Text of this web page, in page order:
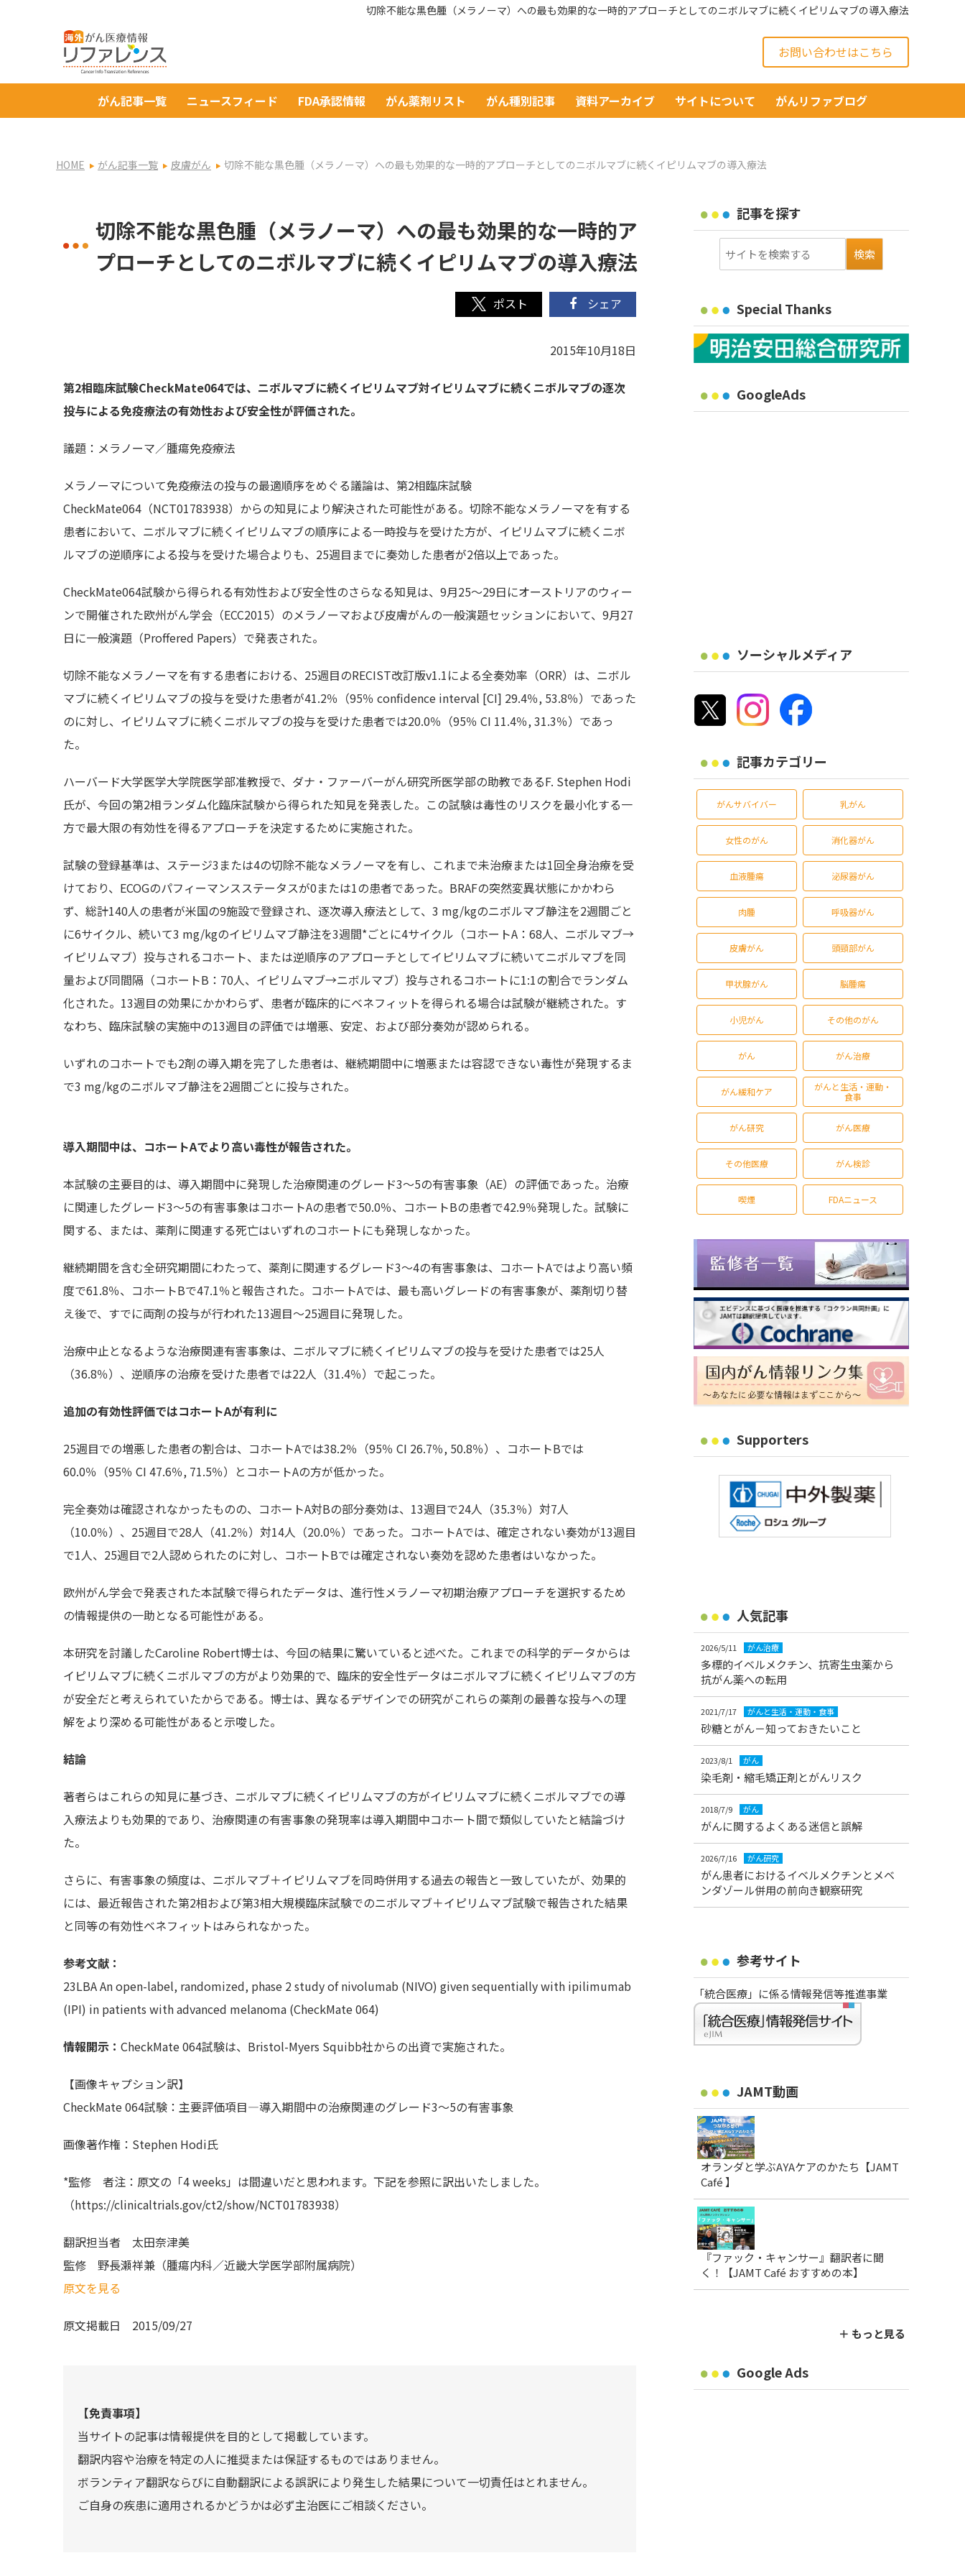
切除不能な黒色腫（メラノーマ）への最も効果的な一時的アプローチとしてのニボルマブに続くイピリムマブの導入療法
お問い合わせはこちら
がん記事一覧 ニュースフィード FDA承認情報 がん薬剤リスト がん種別記事 資料アーカイブ サイトについて がんリファブログ
HOME がん記事一覧 皮膚がん 切除不能な黒色腫（メラノーマ）への最も効果的な一時的アプローチとしてのニボルマブに続くイピリムマブの導入療法
切除不能な黒色腫（メラノーマ）への最も効果的な一時的ア
プローチとしてのニボルマブに続くイピリムマブの導入療法
シェア
2015年10月18日
第2相臨床試験CheckMate064では、ニボルマブに続くイピリムマブ対イピリムマブに続くニボルマブの逐次
投与による免疫療法の有効性および安全性が評価された。
議題：メラノーマ／腫瘍免疫療法
メラノーマについて免疫療法の投与の最適順序をめぐる議論は、第2相臨床試験
CheckMate064（NCT01783938）からの知見により解決された可能性がある。切除不能なメラノーマを有する
患者において、ニボルマブに続くイピリムマブの順序による一時投与を受けた方が、イピリムマブに続くニボ
ルマブの逆順序による投与を受けた場合よりも、25週目までに奏効した患者が2倍以上であった。
CheckMate064試験から得られる有効性および安全性のさらなる知見は、9月25～29日にオーストリアのウィー
ンで開催された欧州がん学会（ECC2015）のメラノーマおよび皮膚がんの一般演題セッションにおいて、9月27
日に一般演題（Proffered Papers）で発表された。
切除不能なメラノーマを有する患者における、25週目のRECIST改訂版v1.1による全奏効率（ORR）は、ニボル
マブに続くイピリムマブの投与を受けた患者が41.2％（95％ confidence interval [CI] 29.4％, 53.8％）であった
のに対し、イピリムマブに続くニボルマブの投与を受けた患者では20.0％（95％ CI 11.4％, 31.3％）であっ
た。
ハーバード大学医学大学院医学部准教授で、ダナ・ファーバーがん研究所医学部の助教であるF. Stephen Hodi
氏が、今回の第2相ランダム化臨床試験から得られた知見を発表した。この試験は毒性のリスクを最小化する一
方で最大限の有効性を得るアプローチを決定するために実施された。
試験の登録基準は、ステージ3または4の切除不能なメラノーマを有し、これまで未治療または1回全身治療を受
けており、ECOGのパフィーマンスステータスが0または1の患者であった。BRAFの突然変異状態にかかわら
ず、総計140人の患者が米国の9施設で登録され、逐次導入療法として、3 mg/kgのニボルマブ静注を2週間ごと
に6サイクル、続いて3 mg/kgのイピリムマブ静注を3週間*ごとに4サイクル（コホートA：68人、ニボルマブ→
イピリムマブ）投与されるコホート、または逆順序のアプローチとしてイピリムマブに続いてニボルマブを同
量および同間隔（コホートB：70人、イピリムマブ→ニボルマブ）投与されるコホートに1:1の割合でランダム
化された。13週目の効果にかかわらず、患者が臨床的にベネフィットを得られる場合は試験が継続された。す
なわち、臨床試験の実施中の13週目の評価では増悪、安定、および部分奏効が認められる。
いずれのコホートでも2剤の導入期を完了した患者は、継続期間中に増悪または容認できない毒性が発現するま
で3 mg/kgのニボルマブ静注を2週間ごとに投与された。
導入期間中は、コホートAでより高い毒性が報告された。
本試験の主要目的は、導入期間中に発現した治療関連のグレード3～5の有害事象（AE）の評価であった。治療
に関連したグレード3～5の有害事象はコホートAの患者で50.0％、コホートBの患者で42.9％発現した。試験に
関する、または、薬剤に関連する死亡はいずれのコホートにも発現しなかった。
継続期間を含む全研究期間にわたって、薬剤に関連するグレード3～4の有害事象は、コホートAではより高い頻
度で61.8％、コホートBで47.1％と報告された。コホートAでは、最も高いグレードの有害事象が、薬剤切り替
え後で、すでに両剤の投与が行われた13週目～25週目に発現した。
治療中止となるような治療関連有害事象は、ニボルマブに続くイピリムマブの投与を受けた患者では25人
（36.8％）、逆順序の治療を受けた患者では22人（31.4％）で起こった。
追加の有効性評価ではコホートAが有利に
25週目での増悪した患者の割合は、コホートAでは38.2％（95％ CI 26.7％, 50.8％）、コホートBでは
60.0％（95％ CI 47.6％, 71.5％）とコホートAの方が低かった。
完全奏効は確認されなかったものの、コホートA対Bの部分奏効は、13週目で24人（35.3％）対7人
（10.0％）、25週目で28人（41.2％）対14人（20.0％）であった。コホートAでは、確定されない奏効が13週目
で1人、25週目で2人認められたのに対し、コホートBでは確定されない奏効を認めた患者はいなかった。
欧州がん学会で発表された本試験で得られたデータは、進行性メラノーマ初期治療アプローチを選択するため
の情報提供の一助となる可能性がある。
本研究を討議したCaroline Robert博士は、今回の結果に驚いていると述べた。これまでの科学的データからは
イピリムマブに続くニボルマブの方がより効果的で、臨床的安全性データはニボルマブに続くイピリムマブの方
が安全だと考えられていたからである。博士は、異なるデザインでの研究がこれらの薬剤の最善な投与への理
解をより深める可能性があると示唆した。
結論
著者らはこれらの知見に基づき、ニボルマブに続くイピリムマブの方がイピリムマブに続くニボルマブでの導
入療法よりも効果的であり、治療関連の有害事象の発現率は導入期間中コホート間で類似していたと結論づけ
た。
さらに、有害事象の頻度は、ニボルマブ＋イピリムマブを同時併用する過去の報告と一致していたが、効果的
には、最近報告された第2相および第3相大規模臨床試験でのニボルマブ＋イピリムマブ試験で報告された結果
と同等の有効性ベネフィットはみられなかった。
参考文献：
23LBA An open-label, randomized, phase 2 study of nivolumab (NIVO) given sequentially with ipilimumab
(IPI) in patients with advanced melanoma (CheckMate 064)
情報開示： CheckMate 064試験は、Bristol-Myers Squibb社からの出資で実施された。
【画像キャプション訳】
CheckMate 064試験：主要評価項目―導入期間中の治療関連のグレード3～5の有害事象
画像著作権：Stephen Hodi氏
*監修 者注：原文の「4 weeks」は間違いだと思われます。下記を参照に訳出いたしました。
（https://clinicaltrials.gov/ct2/show/NCT01783938）
翻訳担当者 太田奈津美
監修 野長瀬祥兼（腫瘍内科／近畿大学医学部附属病院）
原文を見る
原文掲載日 2015/09/27
【免責事項】
当サイトの記事は情報提供を目的として掲載しています。
翻訳内容や治療を特定の人に推奨または保証するものではありません。
ボランティア翻訳ならびに自動翻訳による誤訳により発生した結果について一切責任はとれません。
ご自身の疾患に適用されるかどうかは必ず主治医にご相談ください。
記事を探す
Special Thanks
GoogleAds
ソーシャルメディア
記事カテゴリー
がんサバイバー 乳がん
女性のがん 消化器がん
血液腫瘍 泌尿器がん
肉腫 呼吸器がん
皮膚がん 頭頸部がん
甲状腺がん 脳腫瘍
小児がん その他のがん
がん がん治療
がん緩和ケア
がんと生活・運動・
食事
がん研究 がん医療
その他医療 がん検診
喫煙 FDAニュース
Supporters
人気記事
2026/5/11 がん治療
多標的イベルメクチン、抗寄生虫薬から
抗がん薬への転用
2021/7/17 がんと生活・運動・食事
砂糖とがん－知っておきたいこと
2023/8/1 がん
染毛剤・縮毛矯正剤とがんリスク
2018/7/9 がん
がんに関するよくある迷信と誤解
2026/7/16 がん研究
がん患者におけるイベルメクチンとメベ
ンダゾール併用の前向き観察研究
参考サイト
「統合医療」に係る情報発信等推進事業
JAMT動画
オランダと学ぶAYAケアのかたち【JAMT
Café 】
『ファック・キャンサー』翻訳者に聞
く！【JAMT Café おすすめの本】
＋ もっと見る
Google Ads